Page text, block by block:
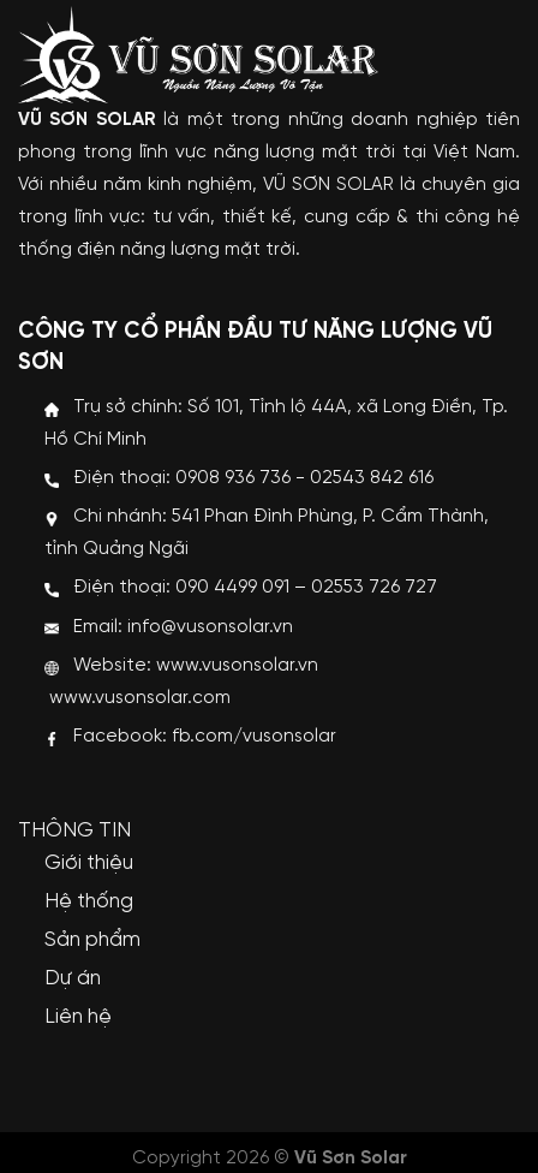
VŨ SƠN SOLAR là một trong những doanh nghiệp tiên
phong trong lĩnh vực năng lượng mặt trời tại Việt Nam.
Với nhiều năm kinh nghiệm, VŨ SƠN SOLAR là chuyên gia
trong lĩnh vực: tư vấn, thiết kế, cung cấp & thi công hệ
thống điện năng lượng mặt trời.
CÔNG TY CỔ PHẦN ĐẦU TƯ NĂNG LƯỢNG VŨ
SƠN
Trụ sở chính: Số 101, Tỉnh lộ 44A, xã Long Điền, Tp.
Hồ Chí Minh
Điện thoại: 0908 936 736 - 02543 842 616
Chi nhánh: 541 Phan Đình Phùng, P. Cẩm Thành,
tỉnh Quảng Ngãi
Điện thoại: 090 4499 091 – 02553 726 727
Email: info@vusonsolar.vn
Website:www.vusonsolar.vn
www.vusonsolar.com
Facebook: fb.com/vusonsolar
THÔNG TIN
Giới thiệu
Hệ thống
Sản phẩm
Dự án
Liên hệ
Copyright 2026 © Vũ Sơn Solar